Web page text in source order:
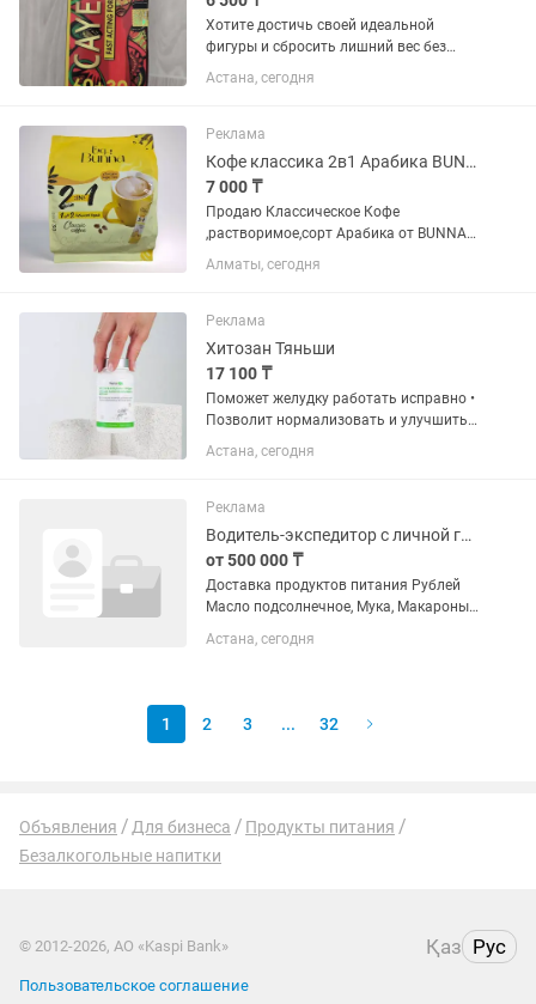
Хотите достичь своей идеальной
фигуры и сбросить лишний вес без
строгих диет и утомительных
тренировок? Тогда Cayenne - ваш
здоровому и эффективному
похудению. Cayenne -...
Астана, сегодня
Реклама
Кофе классика 2в1 Арабика BUNNA растворимый 30 пакетиков
7 000 ₸
Продаю Классическое Кофе
,растворимое,сорт Арабика от BUNNA ,
Саудовская Аравия, 30 пакетиков,без
натуральный вкус кофе без...
Алматы, сегодня
Реклама
Хитозан Тяньши
17 100 ₸
Поможет желудку работать исправно •
Позволит нормализовать и улучшить
работу ЖКТ • Помогает ускорить
метаболизм • Способствует
Участвует в снижении уровня...
Астана, сегодня
Реклама
Водитель-экспедитор с личной газелью!!!
от 500 000 ₸
Доставка продуктов питания Рублей
Масло подсолнечное, Мука, Макароны,
Астана, сегодня
1 2 3 ... 32
Объявления Для бизнеса
Продукты питания
Безалкогольные напитки
© 2012-2026, АО «Kaspi Bank» Қаз Рус
Пользовательское соглашение